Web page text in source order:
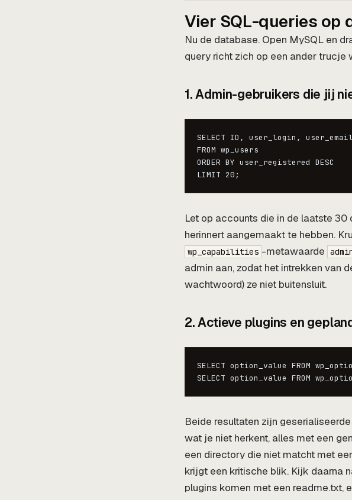
Vier SQL-queries op
Nu de database. Open MySQL en
query richt zich op een ander trucje
1. Admin-gebruikers die jij
SELECT ID, user_login,
FROM wp_users
ORDER BY user_registered DESC
LIMIT 20;
Let op accounts die in de laatste
herinnert aangemaakt te hebben.
wp_capabilities -metawaarde
admin aan, zodat het intrekken van
wachtwoord) ze niet buitensluit.
2. Actieve plugins en
SELECT option_value FROM
SELECT option_value FROM
Beide resultaten zijn
wat je niet herkent, alles met een
een directory die niet matcht met
krijgt een kritische blik. Kijk daarna
plugins komen met een readme.txt,